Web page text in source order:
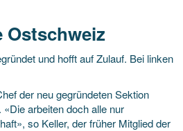
Ostschweiz
und hofft auf Zulauf. Bei linken
der neu gegründeten Sektion
arbeiten doch alle nur
so Keller, der früher Mitglied der